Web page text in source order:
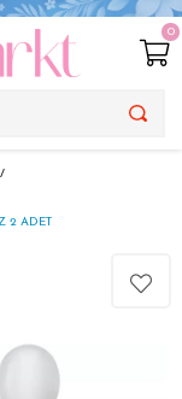
0
2 ADET